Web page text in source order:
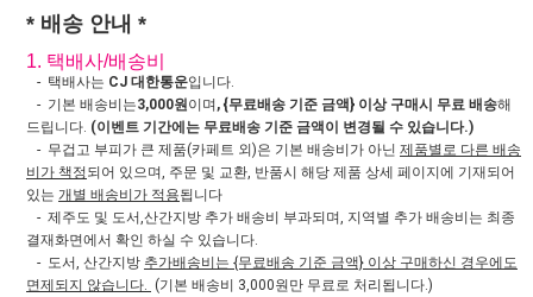
* 배송 안내 *
1. 택배사/배송비
- 택배사는 CJ 대한통운입니다.
- 기본 배송비는3,000원이며, {무료배송 기준 금액} 이상 구매시 무료 배송해
드립니다. (이벤트 기간에는 무료배송 기준 금액이 변경될 수 있습니다.)
- 무겁고 부피가 큰 제품(카페트 외)은 기본 배송비가 아닌 제품별로 다른 배송
비가 책정되어 있으며, 주문 및 교환, 반품시 해당 제품 상세 페이지에 기재되어
있는 개별 배송비가 적용됩니다
- 제주도 및 도서,산간지방 추가 배송비 부과되며, 지역별 추가 배송비는 최종
결재화면에서 확인 하실 수 있습니다.
- 도서, 산간지방 추가배송비는 {무료배송 기준 금액} 이상 구매하신 경우에도
면제되지 않습니다.
(기본 배송비 3,000원만 무료로 처리됩니다.)